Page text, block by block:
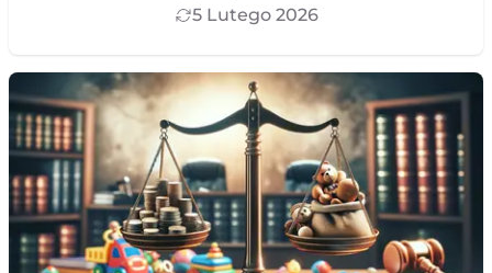
5 Lutego 2026